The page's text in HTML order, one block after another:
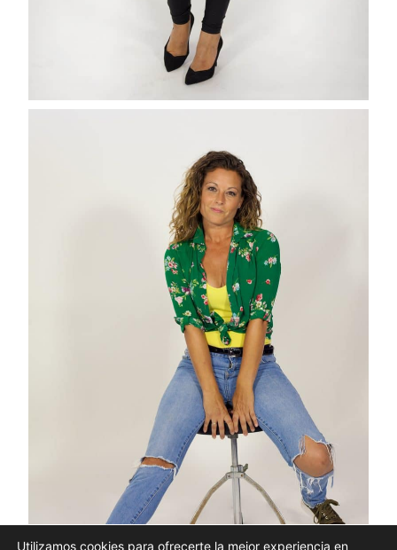
Utilizamos cookies para ofrecerte la mejor experiencia en